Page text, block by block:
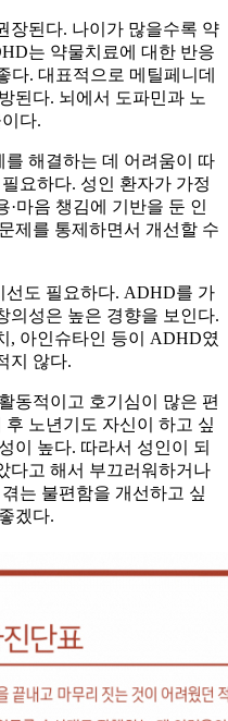
장된다. 나이가 많을수록 약
는 약물치료에 대한 반응
다. 대표적으로 메틸페니데
된다. 뇌에서 도파민과 노
다.
해결하는 데 어려움이 따
요하다. 성인 환자가 가정
마음 챙김에 기반을 둔 인
제를 통제하면서 개선할 수
도 필요하다. ADHD를 가
의성은 높은 경향을 보인다.
, 아인슈타인 등이 ADHD였
지 않다.
동적이고 호기심이 많은 편
노년기도 자신이 하고 싶
이 높다. 따라서 성인이 되
다고 해서 부끄러워하거나
는 불편함을 개선하고 싶
겠다.